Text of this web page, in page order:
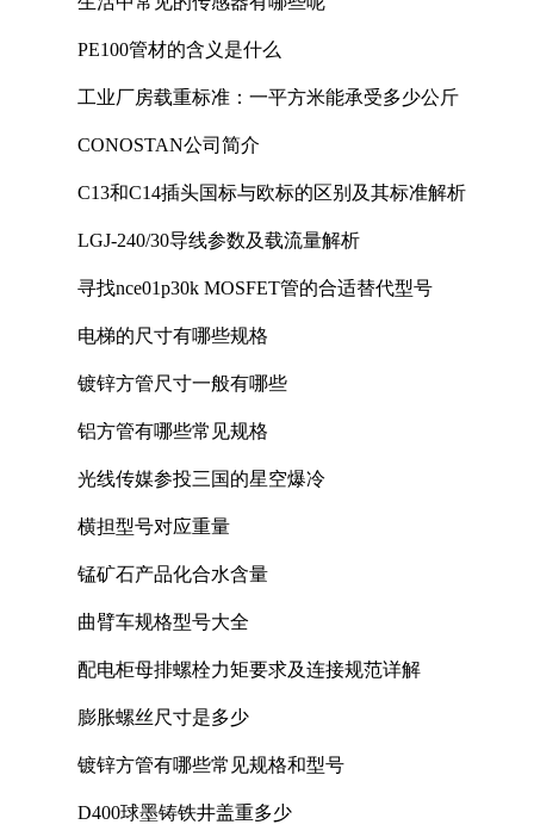
PE100管材的含义是什么
工业厂房载重标准：一平方米能承受多少公斤
CONOSTAN公司简介
C13和C14插头国标与欧标的区别及其标准解析
LGJ-240/30导线参数及载流量解析
寻找nce01p30k MOSFET管的合适替代型号
电梯的尺寸有哪些规格
镀锌方管尺寸一般有哪些
铝方管有哪些常见规格
光线传媒参投三国的星空爆冷
横担型号对应重量
锰矿石产品化合水含量
曲臂车规格型号大全
配电柜母排螺栓力矩要求及连接规范详解
膨胀螺丝尺寸是多少
镀锌方管有哪些常见规格和型号
D400球墨铸铁井盖重多少